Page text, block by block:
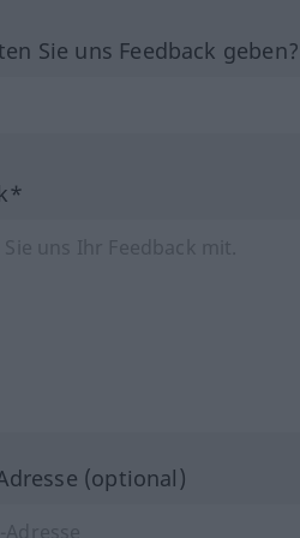
Sie uns Feedback
(optional)